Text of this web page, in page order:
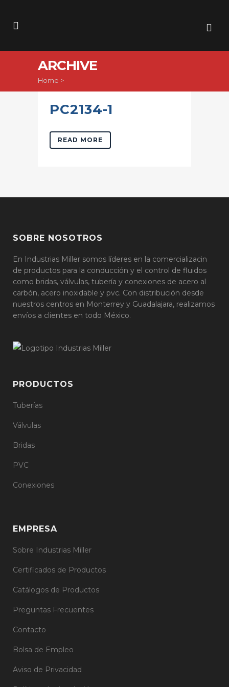
ARCHIVE
Home >
PC2134-1
READ MORE
SOBRE NOSOTROS
En Industrias Miller somos líderes en la comercializacin
de productos para la conducción y el control de fluidos
como bridas, válvulas, tubería y conexiones de acero al
carbón, acero inoxidable y pvc. Con distribución desde
nuestros centros en Monterrey y Guadalajara, realizamos
envíos a clientes en todo México.
PRODUCTOS
Tuberías
Válvulas
Bridas
PVC
Conexiones
EMPRESA
Sobre Industrias Miller
Certificados de Productos
Catálogos de Productos
Preguntas Frecuentes
Contacto
Bolsa de Empleo
Aviso de Privacidad